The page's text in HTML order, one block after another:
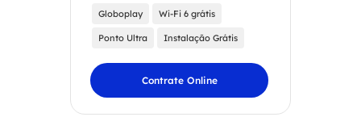
Globoplay Wi-Fi 6 grátis
Ponto Ultra Instalação Grátis
Contrate Online